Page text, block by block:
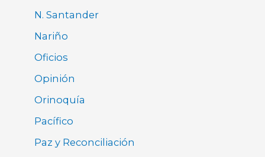
N. Santander
Nariño
Oficios
Opinión
Orinoquía
Pacífico
Paz y Reconciliación